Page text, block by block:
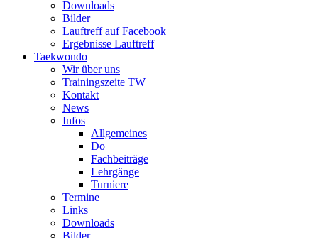
Downloads
Bilder
Lauftreff auf Facebook
Ergebnisse Lauftreff
Taekwondo
Wir über uns
Trainingszeite TW
Kontakt
News
Infos
Allgemeines
Do
Fachbeiträge
Lehrgänge
Turniere
Termine
Links
Downloads
Bilder